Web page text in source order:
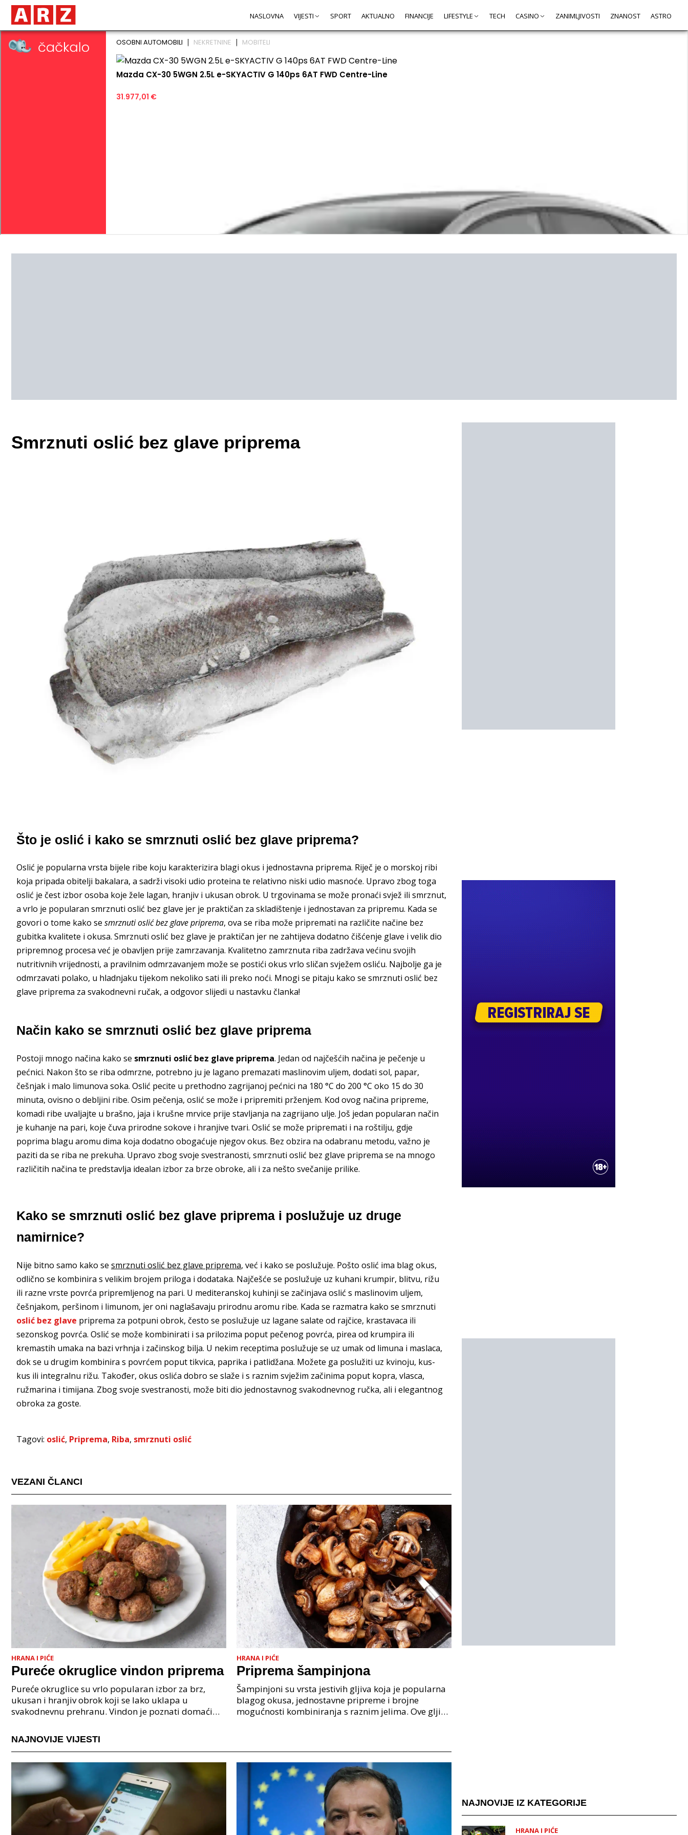
NASLOVNA VIJESTI SPORT AKTUALNO FINANCIJE LIFESTYLE TECH CASINO ZANIMLJIVOSTI ZNANOST ASTRO
Smrznuti oslić bez glave priprema
Što je oslić i kako se smrznuti oslić bez glave priprema?
Oslić je popularna vrsta bijele ribe koju karakterizira blagi okus i jednostavna priprema. Riječ je o morskoj ribi
koja pripada obitelji bakalara, a sadrži visoki udio proteina te relativno niski udio masnoće. Upravo zbog toga
oslić je čest izbor osoba koje žele lagan, hranjiv i ukusan obrok. U trgovinama se može pronaći svjež ili smrznut,
a vrlo je popularan smrznuti oslić bez glave jer je praktičan za skladištenje i jednostavan za pripremu. Kada se
govori o tome kako se smrznuti oslić bez glave priprema, ova se riba može pripremati na različite načine bez
gubitka kvalitete i okusa. Smrznuti oslić bez glave je praktičan jer ne zahtijeva dodatno čišćenje glave i velik dio
pripremnog procesa već je obavljen prije zamrzavanja. Kvalitetno zamrznuta riba zadržava većinu svojih
nutritivnih vrijednosti, a pravilnim odmrzavanjem može se postići okus vrlo sličan svježem osliću. Najbolje ga je
odmrzavati polako, u hladnjaku tijekom nekoliko sati ili preko noći. Mnogi se pitaju kako se smrznuti oslić bez
glave priprema za svakodnevni ručak, a odgovor slijedi u nastavku članka!
Način kako se smrznuti oslić bez glave priprema
Postoji mnogo načina kako se smrznuti oslić bez glave priprema. Jedan od najčešćih načina je pečenje u
pećnici. Nakon što se riba odmrzne, potrebno ju je lagano premazati maslinovim uljem, dodati sol, papar,
češnjak i malo limunova soka. Oslić pecite u prethodno zagrijanoj pećnici na 180 °C do 200 °C oko 15 do 30
minuta, ovisno o debljini ribe. Osim pečenja, oslić se može i pripremiti prženjem. Kod ovog načina pripreme,
komadi ribe uvaljajte u brašno, jaja i krušne mrvice prije stavljanja na zagrijano ulje. Još jedan popularan način
je kuhanje na pari, koje čuva prirodne sokove i hranjive tvari. Oslić se može pripremati i na roštilju, gdje
poprima blagu aromu dima koja dodatno obogaćuje njegov okus. Bez obzira na odabranu metodu, važno je
paziti da se riba ne prekuha. Upravo zbog svoje svestranosti, smrznuti oslić bez glave priprema se na mnogo
različitih načina te predstavlja idealan izbor za brze obroke, ali i za nešto svečanije prilike.
Kako se smrznuti oslić bez glave priprema i poslužuje uz druge
namirnice?
Nije bitno samo kako se smrznuti oslić bez glave priprema, već i kako se poslužuje. Pošto oslić ima blag okus,
odlično se kombinira s velikim brojem priloga i dodataka. Najčešće se poslužuje uz kuhani krumpir, blitvu, rižu
ili razne vrste povrća pripremljenog na pari. U mediteranskoj kuhinji se začinjava oslić s maslinovim uljem,
češnjakom, peršinom i limunom, jer oni naglašavaju prirodnu aromu ribe. Kada se razmatra kako se smrznuti
oslić bez glave priprema za potpuni obrok, često se poslužuje uz lagane salate od rajčice, krastavaca ili
sezonskog povrća. Oslić se može kombinirati i sa prilozima poput pečenog povrća, pirea od krumpira ili
kremastih umaka na bazi vrhnja i začinskog bilja. U nekim receptima poslužuje se uz umak od limuna i maslaca,
dok se u drugim kombinira s povrćem poput tikvica, paprika i patlidžana. Možete ga poslužiti uz kvinoju, kus-
kus ili integralnu rižu. Također, okus oslića dobro se slaže i s raznim svježim začinima poput kopra, vlasca,
ružmarina i timijana. Zbog svoje svestranosti, može biti dio jednostavnog svakodnevnog ručka, ali i elegantnog
obroka za goste.
Tagovi: oslić, Priprema, Riba, smrznuti oslić
VEZANI ČLANCI
HRANA I PIĆE
Pureće okruglice vindon priprema
Pureće okruglice su vrlo popularan izbor za brz,
ukusan i hranjiv obrok koji se lako uklapa u
svakodnevnu prehranu. Vindon je poznati domaći
omogućuju
HRANA I PIĆE
Priprema šampinjona
Šampinjoni su vrsta jestivih gljiva koja je popularna
blagog okusa, jednostavne pripreme i brojne
mogućnosti kombiniranja s raznim jelima. Ove gljive
NAJNOVIJE VIJESTI
NAJNOVIJE IZ KATEGORIJE
HRANA I PIĆE